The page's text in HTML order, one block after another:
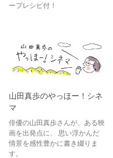
ープレシピ付！
山田真歩のやっほー！シネ
マ
俳優の山田真歩さんが、ある映
画を出発点に、 思い浮かんだ
情景を感性豊かに書き綴りま
す。